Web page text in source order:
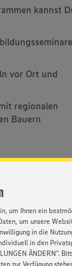
um Ihnen ein
um unsere
in die
in den
ÄNDERN”.
zur Verfügung
kannst
vor Ort und
regionalen
Bauern